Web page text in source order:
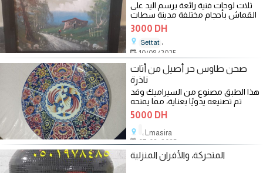
ثلات لوحات فنية رائعة برسم اليد على
القماش بأحجام مختلفة مدينة سطات
لبغاهم
3000 DH
Settat ،
10/08/2025
صحن طاوس حر أصيل من أتات
ناذرة
هذا الطبق مصنوع من السيراميك وقد
تم تصنيعه يدويًا بعناية، مما يمنحه
5000 DH
، Lmasira
07/08/2025
المتحركة، والأفران المنزلية